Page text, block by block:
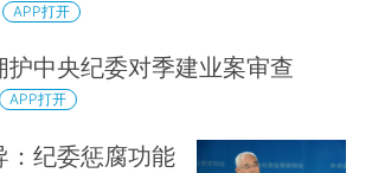
APP打开
护中央纪委对季建业案审查
APP打开
：纪委惩腐功能